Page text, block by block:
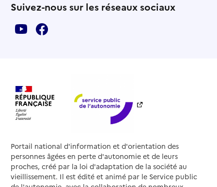
Suivez-nous sur les réseaux sociaux
Portail national d'information et d'orientation des
personnes âgées en perte d'autonomie et de leurs
proches, créé par la loi d'adaptation de la société au
vieillissement. Il est édité et animé par le Service public